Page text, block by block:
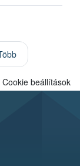
Cookie beállítások